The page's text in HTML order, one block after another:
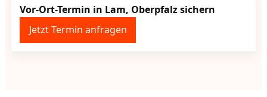
Vor-Ort-Termin in Lam, Oberpfalz sichern
Jetzt Termin anfragen